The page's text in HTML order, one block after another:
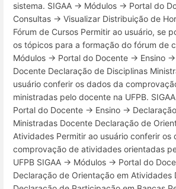
sistema. SIGAA → Módulos → Portal do
Consultas → Visualizar Distribuição de
Fórum de Cursos Permitir ao usuário, se
os tópicos para a formação do fórum de
Módulos → Portal do Docente → Ensino →
Docente Declaração de Disciplinas
usuário conferir os dados da
ministradas pelo docente na UFPB.
Portal do Docente → Ensino →
Ministradas Docente Declaração de
Atividades Permitir ao usuário conferir os
comprovação de atividades orientadas
UFPB SIGAA → Módulos → Portal do
Declaração de Orientação em Atividades